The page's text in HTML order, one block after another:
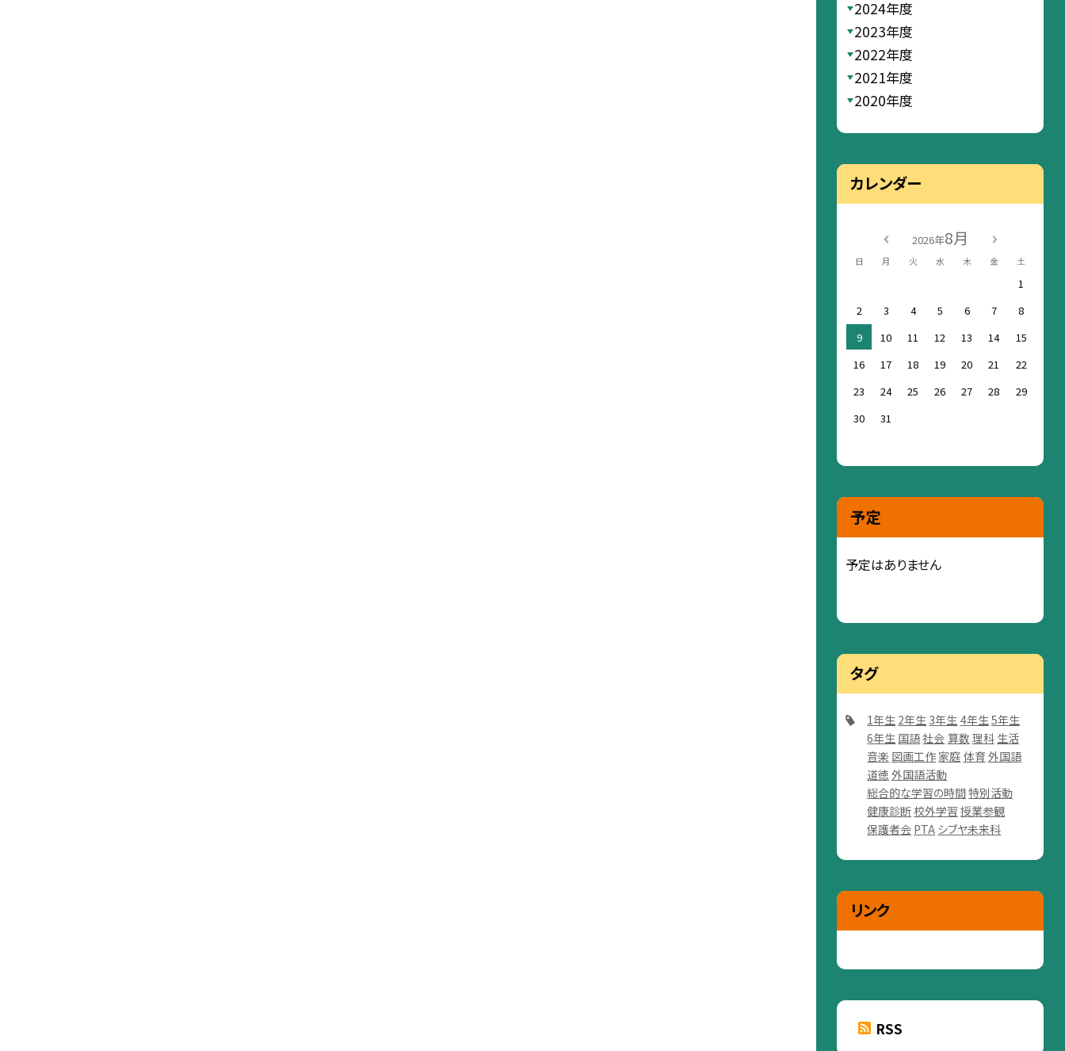
2024年度
2023年度
2022年度
2021年度
2020年度
カレンダー
2026年8月
日 月 火 水 木 金 土
1
2
3 4 5 6 7
8
9
10 11 12 13 14
15
16
17 18 19 20 21
22
23
24 25 26 27 28
29
30
31
予定
予定はありません
タグ
1年生 2年生 3年生 4年生 5年生
6年生 国語社会 算数 理科 生活
音楽 図画工作 家庭 体育 外国語
道徳 外国語活動
総合的な学習の時間特別活動
健康診断 校外学習 授業参観
保護者会 PTA シブヤ未来科
リンク
RSS